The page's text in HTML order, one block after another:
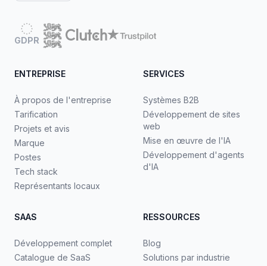
GDPR
ENTREPRISE
À propos de l'entreprise
Tarification
Projets et avis
Marque
Postes
Tech stack
Représentants locaux
SERVICES
Systèmes B2B
Développement de sites
web
Mise en œuvre de l'IA
Développement d'agents
d'IA
SAAS
Développement complet
Catalogue de SaaS
RESSOURCES
Blog
Solutions par industrie